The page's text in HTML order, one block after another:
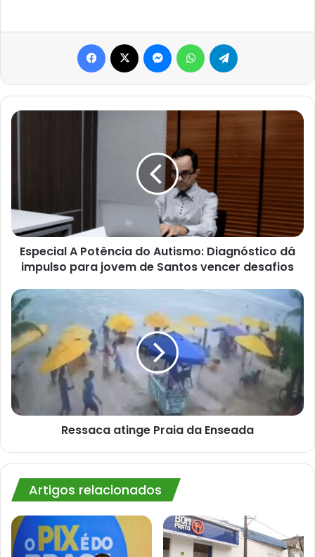
Facebook MessengerWhatsApp
Especial
dá
impulso
para
jovem
de
vencer
desafios
Especial A Potência do Autismo: Diagnóstico dá
impulso para jovem de Santos vencer desafios
Ressaca
atinge
Praia
da
Enseada
Ressaca atinge Praia da Enseada
Artigos relacionados